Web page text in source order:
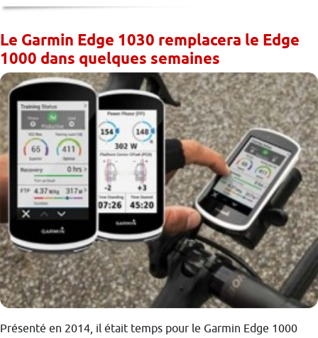
Le Garmin Edge 1030 remplacera le Edge
1000 dans quelques semaines
Présenté en 2014, il était temps pour le Garmin Edge 1000